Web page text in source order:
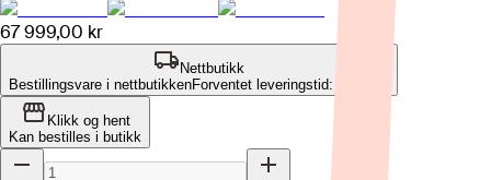
67 999,00 kr
Nettbutikk
Bestillingsvare i nettbutikkenForventet leveringstid: 4-8 uker
Klikk og hent
Kan bestilles i butikk